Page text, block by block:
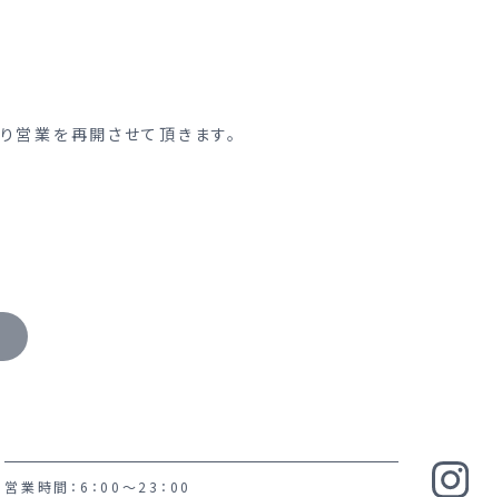
営業を再開させて頂きます。
営業時間：6：00～23：00